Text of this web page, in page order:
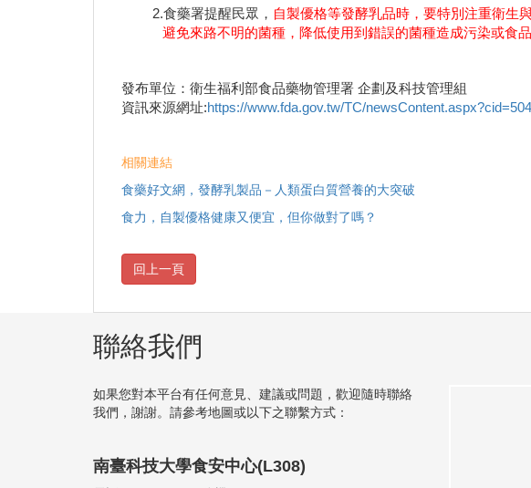
2.食藥署提醒民眾， 自製優格等發酵乳品時，要特別注重衛生
避免來路不明的菌種，降低使用到錯誤的菌種造成污染或食
發布單位：衛生福利部食品藥物管理署 企劃及科技管理組
資訊來源網址:https://www.fda.gov.tw/TC/
相關連結
食藥好文網，發酵乳製品－人類蛋白質營養的大突破
食力，自製優格健康又便宜，但你做對了嗎？
聯絡我們
如果您對本平台有任何意見、建議或問題，歡迎隨時聯絡
我們，謝謝。請參考地圖或以下之聯繫方式：
南臺科技大學食安中心(L308)